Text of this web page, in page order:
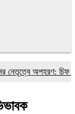
অপহরণ: চিফ